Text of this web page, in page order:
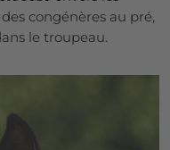
congénères au pré,
le troupeau.